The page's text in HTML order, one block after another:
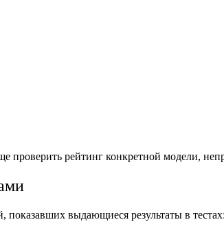
проверить рейтинг конкретной модели,
выдающиеся результаты в тестах: